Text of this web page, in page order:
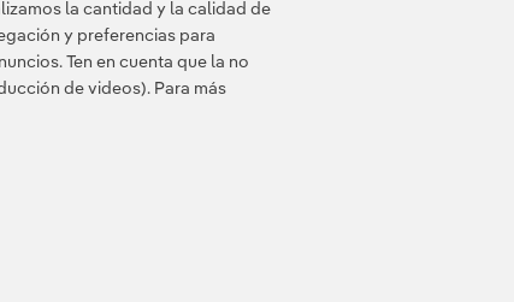
thyssenkrupp, TITAN S.A.,
Group, Volvo Group.
la cantidad y la calidad de
y preferencias para
Ten en cuenta que la no
de videos). Para más